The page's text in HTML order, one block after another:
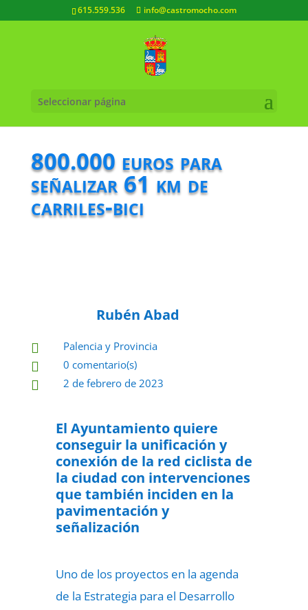
615.559.536 info@castromocho.com
Seleccionar página
800.000 euros para
señalizar 61 km de
carriles-bici
Rubén Abad
 Palencia y Provincia
 0 comentario(s)
 2 de febrero de 2023
El Ayuntamiento quiere
conseguir la unificación y
conexión de la red ciclista de
la ciudad con intervenciones
que también inciden en la
pavimentación y
señalización
Uno de los proyectos en la agenda
de la Estrategia para el Desarrollo